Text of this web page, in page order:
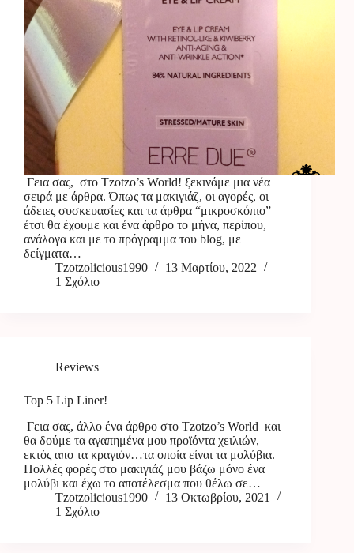
Γεια σας, στο Tzotzo’s World! ξεκινάμε μια νέα
σειρά με άρθρα. Όπως τα μακιγιάζ, οι αγορές, οι
άδειες συσκευασίες και τα άρθρα “μικροσκόπιο”
έτσι θα έχουμε και ένα άρθρο το μήνα, περίπου,
ανάλογα και με το πρόγραμμα του blog, με
δείγματα…
Tzotzolicious1990
13 Μαρτίου, 2022
1 Σχόλιο
Reviews
Top 5 Lip Liner!
Γεια σας, άλλο ένα άρθρο στο Tzotzo’s World και
θα δούμε τα αγαπημένα μου προϊόντα χειλιών,
εκτός απο τα κραγιόν…τα οποία είναι τα μολύβια.
Πολλές φορές στο μακιγιάζ μου βάζω μόνο ένα
μολύβι και έχω το αποτέλεσμα που θέλω σε…
Tzotzolicious1990
13 Οκτωβρίου, 2021
1 Σχόλιο